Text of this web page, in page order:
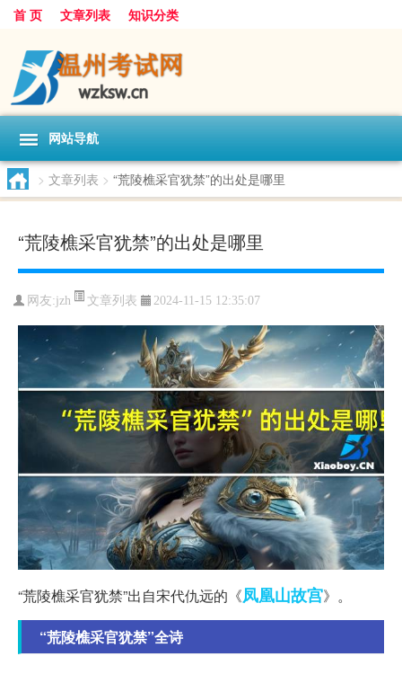
首 页 文章列表 知识分类
网站导航
> 文章列表 > “荒陵樵采官犹禁”的出处是哪里
“荒陵樵采官犹禁”的出处是哪里
网友:jzh 文章列表 2024-11-15 12:35:07
“荒陵樵采官犹禁”出自宋代仇远的《凤凰山故宫》。
“荒陵樵采官犹禁”全诗